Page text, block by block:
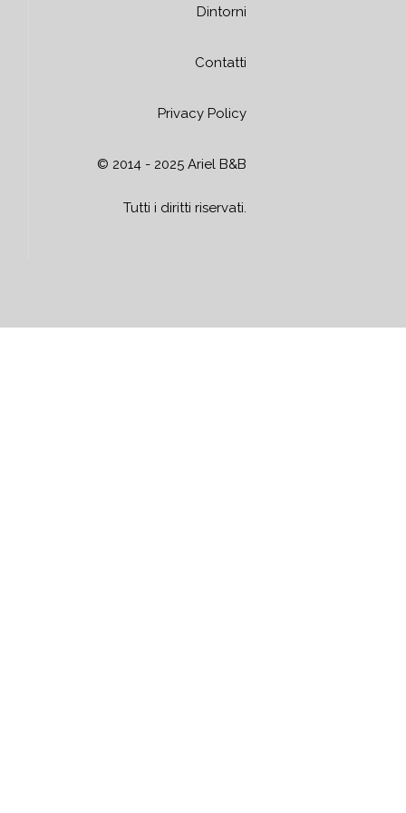
Dintorni
Contatti
Privacy Policy
© 2014 - 2025 Ariel B&B
Tutti i diritti riservati.